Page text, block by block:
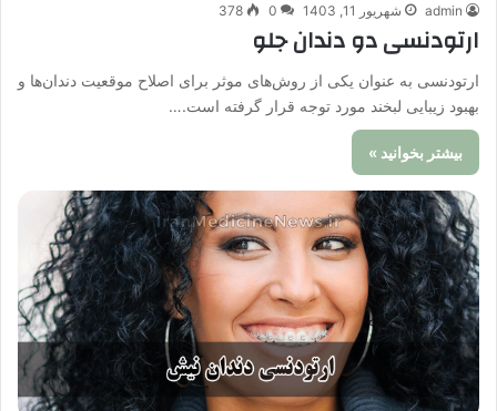
admin شهریور 11, 1403 0
378
ارتودنسی دو دندان جلو
ارتودنسی به عنوان یکی از روش‌های موثر برای اصلاح موقعیت دندان‌ها و
بهبود زیبایی لبخند مورد توجه قرار گرفته است.…
بیشتر بخوانید »